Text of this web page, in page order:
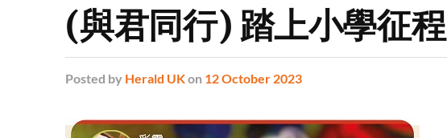
(與君同行) 踏上小學征程
Posted by Herald UKon 12 October 2023